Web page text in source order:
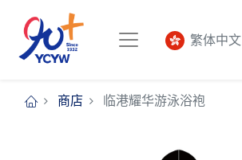
繁体中文
商店 临港耀华游泳浴袍